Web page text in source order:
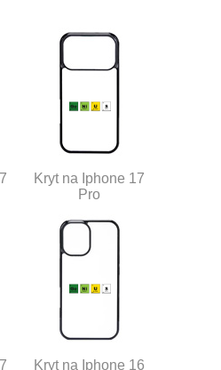
Kryt na Iphone 17
Pro
Kryt na Iphone 16